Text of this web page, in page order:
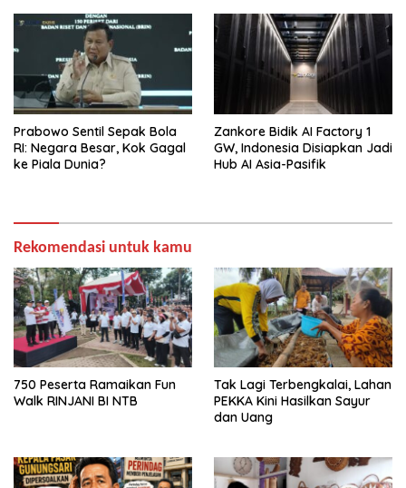
Prabowo Sentil Sepak Bola
RI: Negara Besar, Kok Gagal
ke Piala Dunia?
Zankore Bidik AI Factory 1
GW, Indonesia Disiapkan Jadi
Hub AI Asia-Pasifik
Rekomendasi untuk kamu
750 Peserta Ramaikan Fun
Walk RINJANI BI NTB
Tak Lagi Terbengkalai, Lahan
PEKKA Kini Hasilkan Sayur
dan Uang